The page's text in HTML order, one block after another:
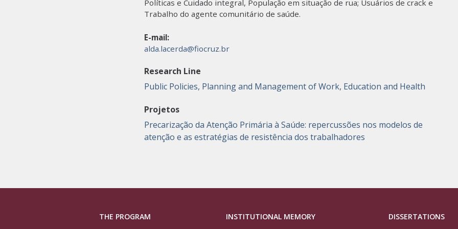
Políticas e Cuidado integral, População em situação de rua; Usuários de crack e
Trabalho do agente comunitário de saúde.
E-mail:
alda.lacerda@fiocruz.br
Research Line
Public Policies, Planning and Management of Work, Education and Health
Projetos
Precarização da Atenção Primária à Saúde: repercussões nos modelos de
atenção e as estratégias de resistência dos trabalhadores
THE PROGRAM INSTITUTIONAL MEMORY DISSERTATIONS